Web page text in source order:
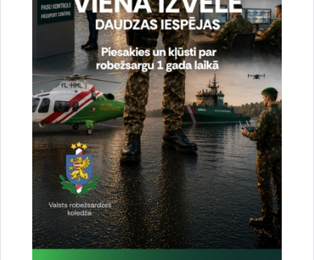
Atvērt galeriju
Sagatavoja:
Valsts robežsardzes Starptautiskās sadarbības pārvaldes
Starptautiskās sadarbības un protokola nodaļa
Saistītas tēmas
Aktualitātes: Vizītes un tikšanās